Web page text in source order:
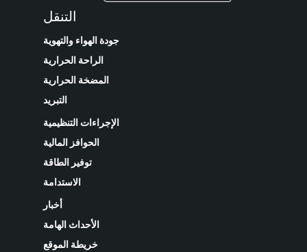
التنقل
جودة الهواء والتهوية
الراحة الحرارية
المضخة الحرارية
الإجراءات التنظيمية
الحوافز المالية
توفير الطاقة
الاستدامة
الأحداث الهامة
خريطة الموقع